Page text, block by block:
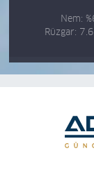
Nem:
Rüzgar: